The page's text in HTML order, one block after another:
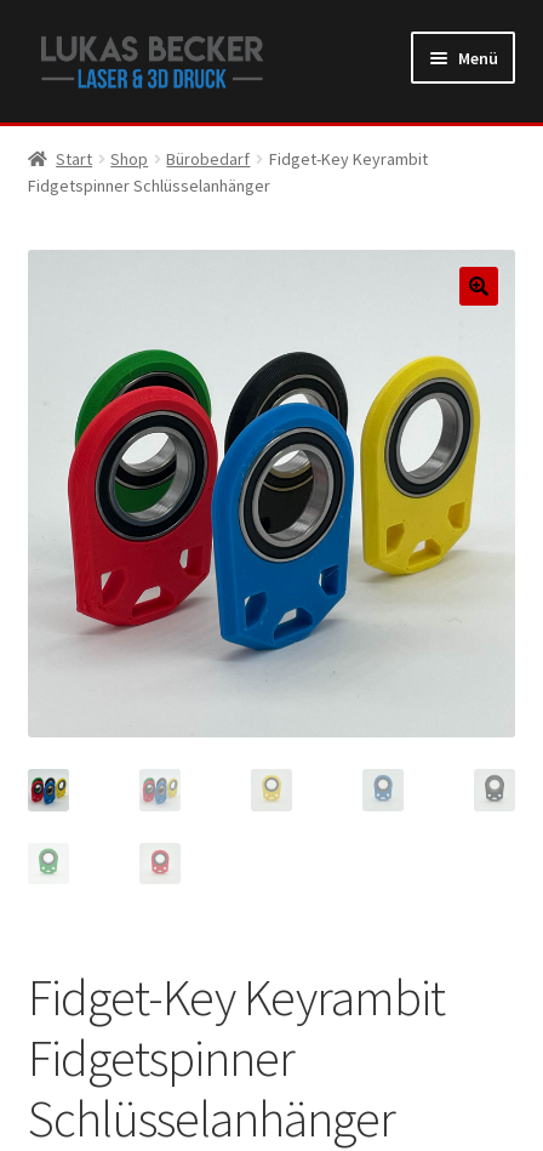
Zur
Navigation
Zum
Inhalt
Menü
Start Shop Bürobedarf
Fidget-Key Keyrambit
Fidgetspinner Schlüsselanhänger
Fidget-Key Keyrambit
Fidgetspinner
Schlüsselanhänger